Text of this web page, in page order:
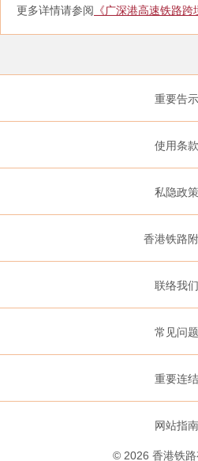
更多详情请参阅 《广深港高速铁路跨
重要告示
使用条款
私隐政策
香港铁路
联络我们
常见问题
重要连结
网站指南
© 2026 香港铁